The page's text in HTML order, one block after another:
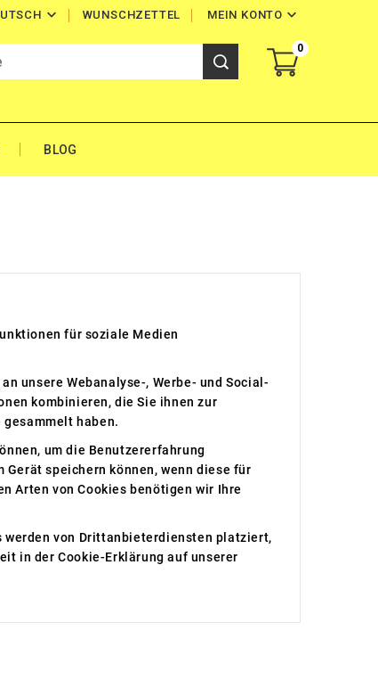
 MEIN KONTO 
WUNSCHZETTEL
0
BLOG
für soziale Medien
unsere Webanalyse-, Werbe- und Social-
kombinieren, die Sie ihnen zur
haben.
um die Benutzererfahrung
Gerät speichern können, wenn diese für
Arten von Cookies benötigen wir Ihre
werden von Drittanbieterdiensten platziert,
in der Cookie-Erklärung auf unserer